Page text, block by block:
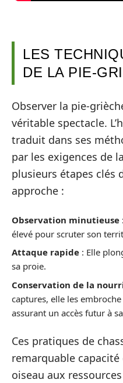
LES
DE LA PIE-
Observer la pie-
véritable spectacle.
traduit dans ses
par les exigences de
plusieurs étapes clés
approche :
Observation minutieuse
élevé pour scruter son
Attaque rapide : Elle
sa proie.
Conservation de la
captures, elle les
assurant un accès futur à
Ces pratiques de
remarquable capacité
oiseau aux